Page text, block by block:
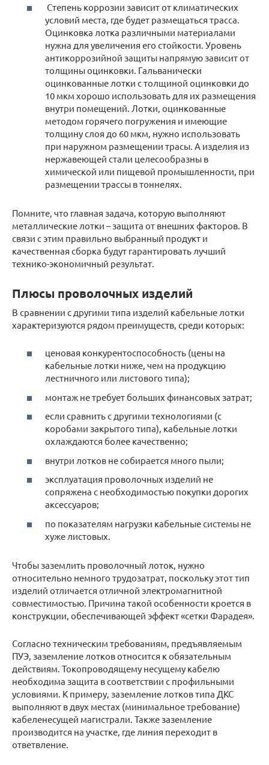
Степень коррозии зависит от климатических
условий места, где будет размещаться трасса.
Оцинковка лотка различными материалами
нужна для увеличения его стойкости. Уровень
антикоррозийной защиты напрямую зависит от
толщины оцинковки. Гальванически
оцинкованные лотки с толщиной оцинковки до
10 мкм хорошо использовать для их размещения
внутри помещений. Лотки, оцинкованные
методом горячего погружения и имеющие
толщину слоя до 60 мкм, нужно использовать
при наружном размещении трасы. А изделия из
нержавеющей стали целесообразны в
химической или пищевой промышленности, при
размещении трассы в тоннелях.
Помните, что главная задача, которую выполняют
металлические лотки – защита от внешних факторов. В
связи с этим правильно выбранный продукт и
качественная сборка будут гарантировать лучший
технико-экономичный результат.
Плюсы проволочных изделий
В сравнении с другими типа изделий кабельные лотки
характеризуются рядом преимуществ, среди которых:
ценовая конкурентоспособность (цены на
кабельные лотки ниже, чем на продукцию
лестничного или листового типа);
монтаж не требует больших финансовых затрат;
если сравнить с другими технологиями (с
коробами закрытого типа), кабельные лотки
охлаждаются более качественно;
внутри лотков не собирается много пыли;
эксплуатация проволочных изделий не
сопряжена с необходимостью покупки дорогих
аксессуаров;
по показателям нагрузки кабельные системы не
хуже листовых.
Чтобы заземлить проволочный лоток, нужно
относительно немного трудозатрат, поскольку этот тип
изделий отличается отличной электромагнитной
совместимостью. Причина такой особенности кроется в
конструкции, обеспечивающей эффект «сетки Фарадея».
Согласно техническим требованиям, предъявляемым
ПУЭ, заземление лотков относится к обязательным
действиям. Токопроводящему несущему кабелю
необходима защита в соответствии с профильными
условиями. К примеру, заземление лотков типа ДКС
выполняют в двух местах (минимальное требование)
кабеленесущей магистрали. Также заземление
производится на участке, где линия переходит в
ответвление.